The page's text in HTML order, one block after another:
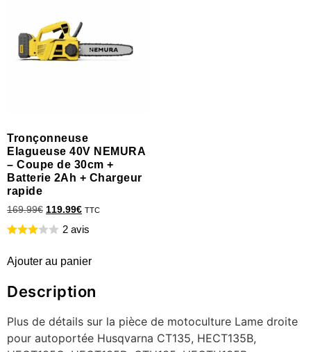
Tronçonneuse
Elagueuse 40V NEMURA
– Coupe de 30cm +
Batterie 2Ah + Chargeur
rapide
169.99€ 119.99€ TTC
2 avis
Ajouter au panier
Description
Plus de détails sur la pièce de motoculture Lame droite
pour autoportée Husqvarna CT135, HECT135B,